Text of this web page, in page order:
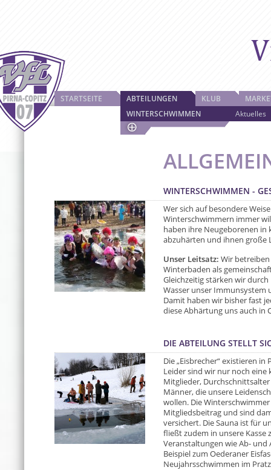
STARTSEITE
ABTEILUNGEN
WINTERSCHWIMMEN
Aktuelles
KLUB
WINTERSCHWIMMEN -
Wer sich auf besondere
Winterschwimmern immer
haben ihre Neugeborenen in
abzuhärten und ihnen große
Unser Leitsatz: Wir
Winterbaden als
Gleichzeitig stärken wir
Wasser unser Immunsystem
Damit haben wir bisher fast
diese Abhärtung uns auch in
DIE ABTEILUNG STELLT
Die „Eisbrecher“ existieren in
Leider sind wir nur noch eine
Mitglieder, Durchschnittsalter
Männer, die unsere
wollen. Die
Mitgliedsbeitrag und sind
versichert. Die Sauna ist für
fließt zudem in unsere Kasse
Veranstaltungen wie Ab- und
Beispiel zum Oederaner
Neujahrsschwimmen im